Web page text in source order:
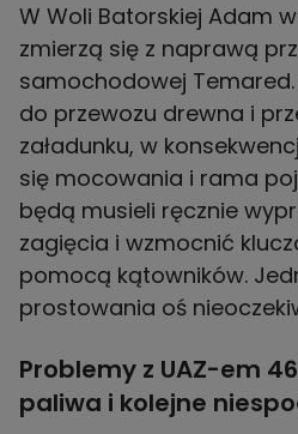
W Woli Batorskiej Adam
zmierzą się z naprawą
samochodowej Temared.
do przewozu drewna i
załadunku, w
się mocowania i rama
będą musieli ręcznie
zagięcia i wzmocnić
pomocą kątowników.
prostowania oś
Problemy z UAZ-em
paliwa i kolejne